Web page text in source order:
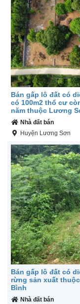
Bán gấp lô đất có
có 100m2 thổ cư
năm thuộc Lương
Nhà đất bán
Huyện Lương Sơn
Bán gấp lô đất có
rừng sản xuất
Bình
Nhà đất bán